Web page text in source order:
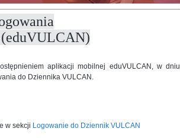
aplikacji mobilnej eduVULCAN, w dniu
do Dziennika VULCAN.
w sekcji Logowanie do Dziennik VULCAN